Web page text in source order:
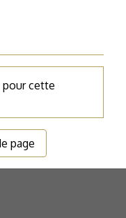
pour cette
page